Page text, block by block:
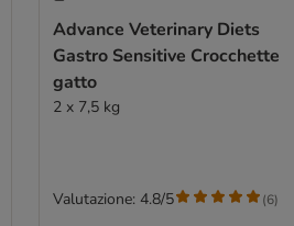
Advance Veterinary Diets
Gastro Sensitive Crocchette
gatto
2 x 7,5 kg
Valutazione: 4.8/5 (6)